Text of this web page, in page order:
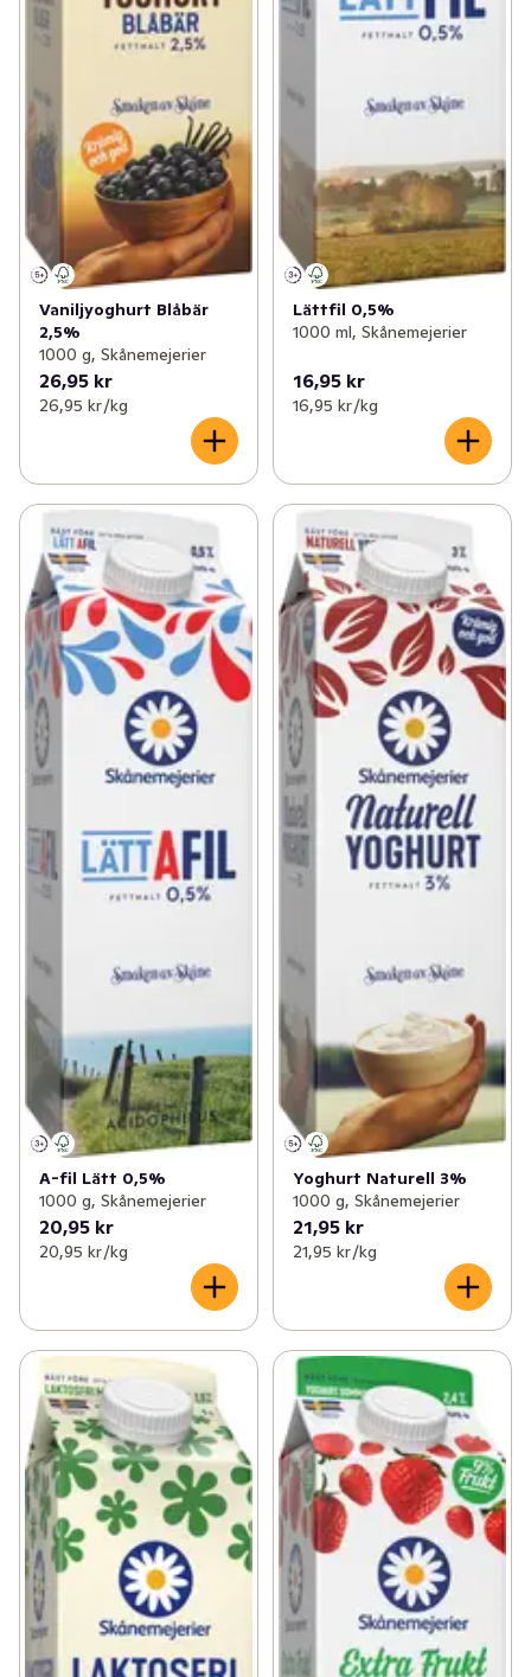
Vaniljyoghurt Blåbär
2,5%
1000 g, Skånemejerier
26,95 kr
26,95 kr /kg
Lättfil 0,5%
1000 ml, Skånemejerier
16,95 kr
16,95 kr /kg
A-fil Lätt 0,5%
1000 g, Skånemejerier
20,95 kr
20,95 kr /kg
Yoghurt Naturell 3%
1000 g, Skånemejerier
21,95 kr
21,95 kr /kg